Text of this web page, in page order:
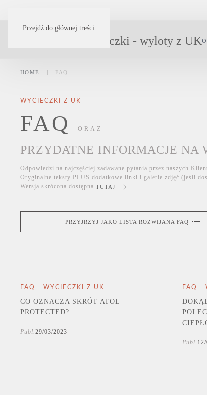
Przejdź do głównej treści
HOME FAQ
WYCIECZKI Z UK
FAQ ORAZ
PRZYDATNE INFORMACJE NA
Odpowiedzi na najczęściej zadawane pytania przez naszych
Oryginalne teksty PLUS dodatkowe linki i galerie zdjęć (jeśli
Wersja skrócona dostępna TUTAJ
PRZYJRZYJ JAKO LISTA ROZWIJANA FAQ
FAQ - WYCIECZKI Z UK
CO OZNACZA SKRÓT ATOL
PROTECTED?
Publ. 29/03/2023
FAQ -
Publ.